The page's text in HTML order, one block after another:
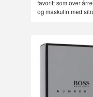
favoritt som over
og maskulin med